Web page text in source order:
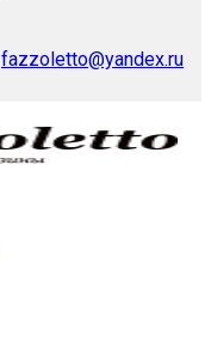
fazzoletto@yandex.ru